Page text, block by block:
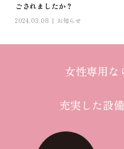
ごされましたか？
2024.03.08 お知らせ
女性専用な
充実した設